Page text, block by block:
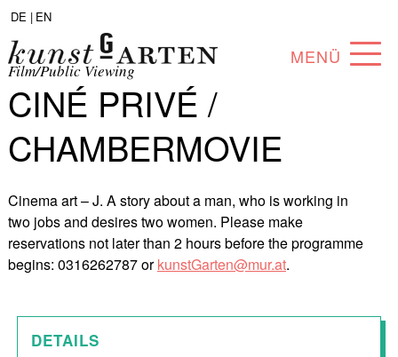
DE | EN
MENÜ
PROGRAM
ABOUT
ARTISTS
PARTNERS
ANGEBOTE
Film/Public Viewing
CINÉ PRIVÉ /
CHAMBERMOVIE
Cinema art – J. A story about a man, who is working in
two jobs and desires two women. Please make
reservations not later than 2 hours before the programme
begins: 0316262787 orkunstGarten@mur.at.
DETAILS